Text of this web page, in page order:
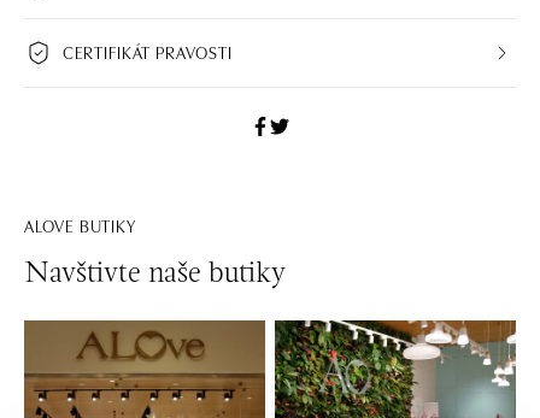
CERTIFIKÁT PRAVOSTI
ALOVE BUTIKY
Navštivte naše butiky